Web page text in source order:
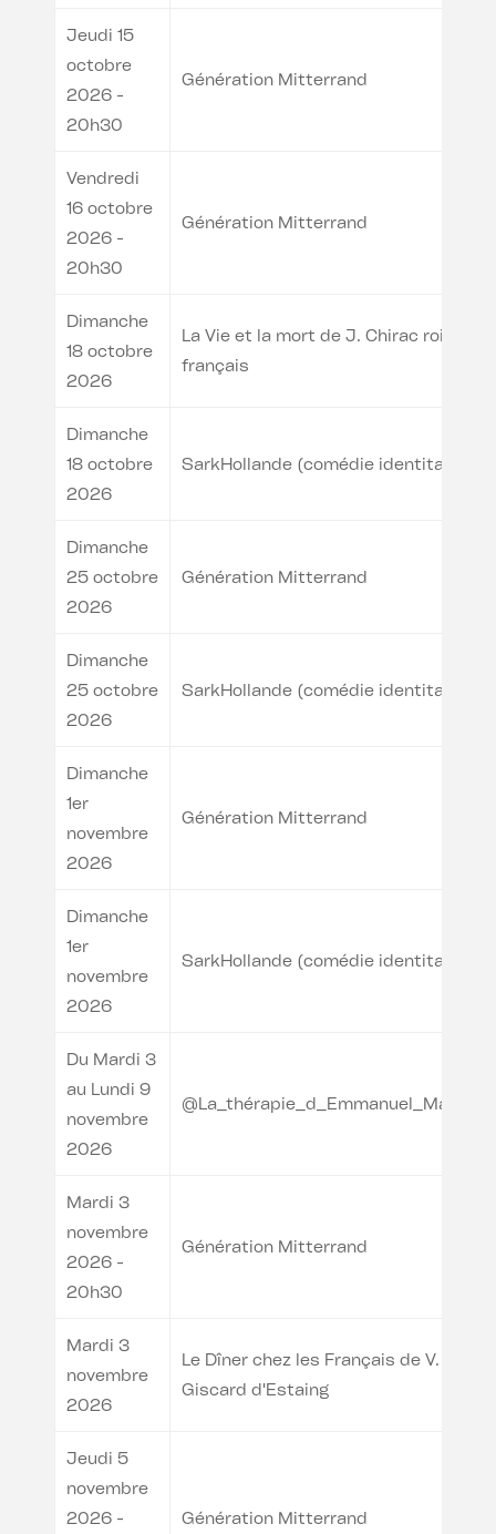
Jeudi 15
octobre
2026 -
20h30
Génération Mitterrand
Vendredi
16 octobre
2026 -
20h30
Génération Mitterrand
Dimanche
18 octobre
2026
La Vie et la mort de J. Chirac roi des
français
Dimanche
18 octobre
2026
SarkHollande (comédie identitaire)
Dimanche
25 octobre
2026
Génération Mitterrand
Dimanche
25 octobre
2026
SarkHollande (comédie identitaire)
Dimanche
1er
novembre
2026
Génération Mitterrand
Dimanche
1er
novembre
2026
SarkHollande (comédie identitaire)
Du Mardi 3
au Lundi 9
novembre
2026
@La_thérapie_d_Emmanuel_Macron
Mardi 3
novembre
2026 -
20h30
Génération Mitterrand
Mardi 3
novembre
2026
Le Dîner chez les Français de V.
Giscard d'Estaing
Jeudi 5
novembre
2026 -
Génération Mitterrand